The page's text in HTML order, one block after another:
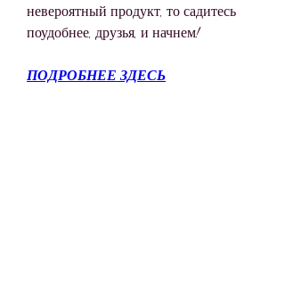
невероятный продукт, то садитесь
поудобнее, друзья, и начнем!
ПОДРОБНЕЕ ЗДЕСЬ